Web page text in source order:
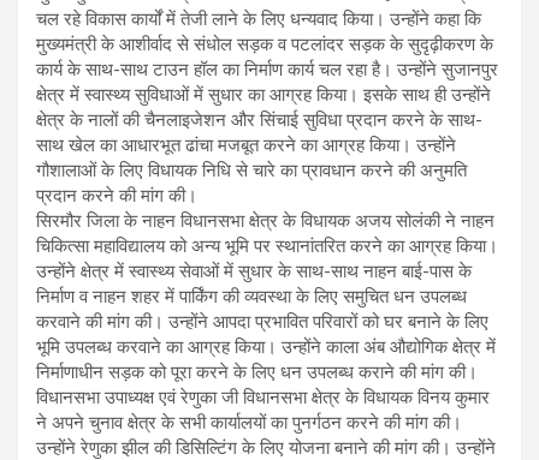
चल रहे विकास कार्यों में तेजी लाने के लिए धन्यवाद किया। उन्होंने कहा कि
मुख्यमंत्री के आशीर्वाद से संधोल सड़क व पटलांदर सड़क के सुदृढ़ीकरण के
कार्य के साथ-साथ टाउन हॉल का निर्माण कार्य चल रहा है। उन्होंने सुजानपुर
क्षेत्र में स्वास्थ्य सुविधाओं में सुधार का आग्रह किया। इसके साथ ही उन्होंने
क्षेत्र के नालों की चैनलाइजेशन और सिंचाई सुविधा प्रदान करने के साथ-
साथ खेल का आधारभूत ढांचा मजबूत करने का आग्रह किया। उन्होंने
गौशालाओं के लिए विधायक निधि से चारे का प्रावधान करने की अनुमति
प्रदान करने की मांग की।
सिरमौर जिला के नाहन विधानसभा क्षेत्र के विधायक अजय सोलंकी ने नाहन
चिकित्सा महाविद्यालय को अन्य भूमि पर स्थानांतरित करने का आग्रह किया।
उन्होंने क्षेत्र में स्वास्थ्य सेवाओं में सुधार के साथ-साथ नाहन बाई-पास के
निर्माण व नाहन शहर में पार्किंग की व्यवस्था के लिए समुचित धन उपलब्ध
करवाने की मांग की। उन्होंने आपदा प्रभावित परिवारों को घर बनाने के लिए
भूमि उपलब्ध करवाने का आग्रह किया। उन्होंने काला अंब औद्योगिक क्षेत्र में
निर्माणाधीन सड़क को पूरा करने के लिए धन उपलब्ध कराने की मांग की।
विधानसभा उपाध्यक्ष एवं रेणुका जी विधानसभा क्षेत्र के विधायक विनय कुमार
ने अपने चुनाव क्षेत्र के सभी कार्यालयों का पुनर्गठन करने की मांग की।
उन्होंने रेणुका झील की डिसिल्टिंग के लिए योजना बनाने की मांग की। उन्होंने